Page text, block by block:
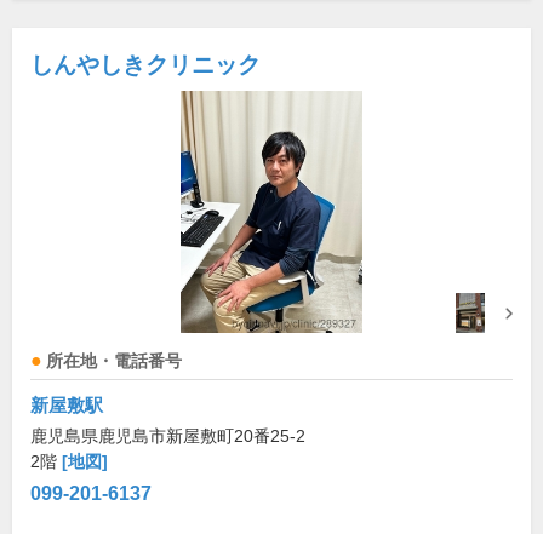
しんやしきクリニック
所在地・電話番号
新屋敷駅
鹿児島県鹿児島市新屋敷町20番25-2
2階 [地図]
099-201-6137